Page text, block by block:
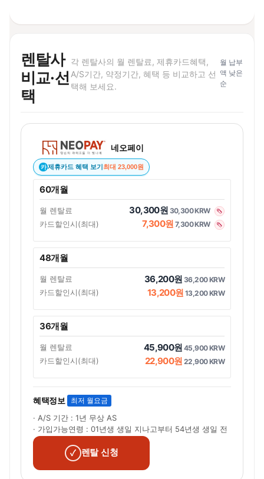
렌탈사
비교·선
택
각 렌탈사의 월 렌탈료, 제휴카드혜택,
A/S기간, 약정기간, 혜택 등 비교하고 선
택해 보세요.
월 납부
액 낮은
순
네오페이
카 제휴카드 혜택 보기최대 23,000원
60개월
월 렌탈료 30,300원 30,300 KRW
카드할인시(최대) 7,300원 7,300 KRW
48개월
월 렌탈료 36,200원 36,200 KRW
카드할인시(최대) 13,200원 13,200 KRW
36개월
월 렌탈료 45,900원 45,900 KRW
카드할인시(최대) 22,900원 22,900 KRW
혜택정보 최저 월요금
· A/S 기간 : 1년 무상 AS
· 가입가능연령 : 01년생 생일 지나고부터 54년생 생일 전
렌탈 신청